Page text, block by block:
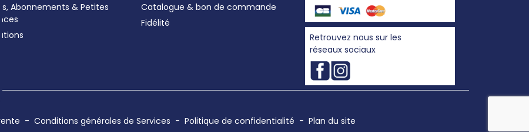
Abonnements & Petites
Catalogue & bon de commande
Fidélité
Retrouvez nous sur les
réseaux sociaux
- Conditions générales de Services - Politique de confidentialité - Plan du site